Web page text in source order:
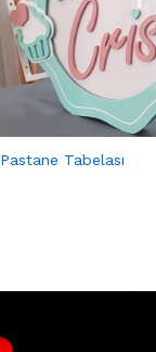
Pastane Tabelası